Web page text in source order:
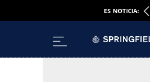
ES NOTICIA: